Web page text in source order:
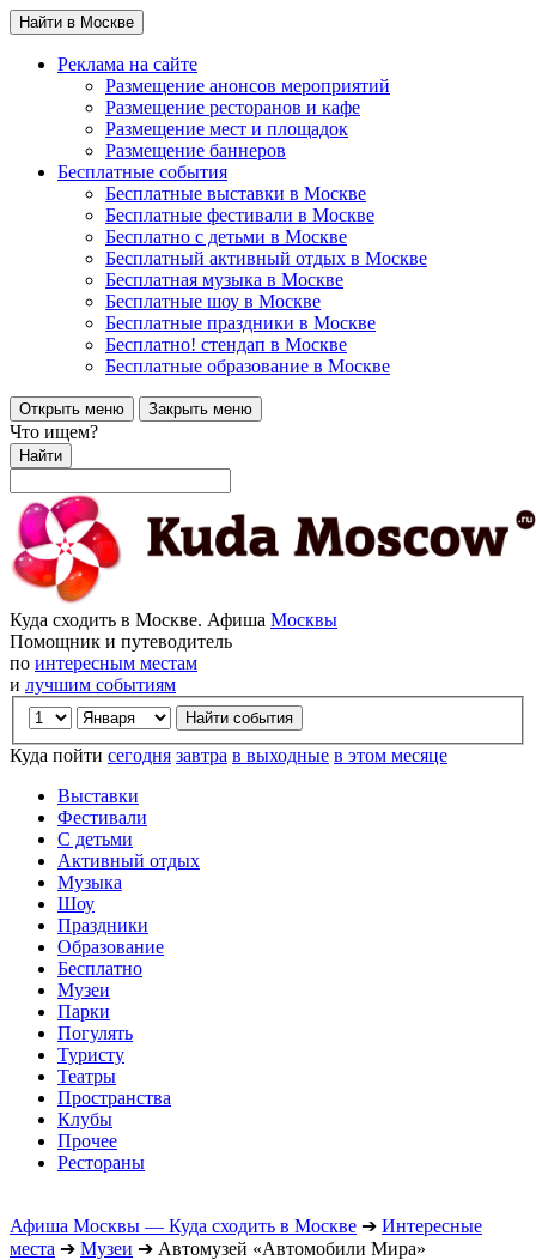
Найти в Москве
Реклама на сайте
Размещение анонсов мероприятий
Размещение ресторанов и кафе
Размещение мест и площадок
Размещение баннеров
Бесплатные события
Бесплатные выставки в Москве
Бесплатные фестивали в Москве
Бесплатно с детьми в Москве
Бесплатный активный отдых в Москве
Бесплатная музыка в Москве
Бесплатные шоу в Москве
Бесплатные праздники в Москве
Бесплатно! стендап в Москве
Бесплатные образование в Москве
Открыть меню Закрыть меню
Что ищем?
Найти
Куда сходить в Москве. Афиша Москвы
Помощник и путеводитель
по интересным местам
и лучшим событиям
Куда пойти сегодня завтра в выходные в этом месяце
Выставки
Фестивали
С детьми
Активный отдых
Музыка
Шоу
Праздники
Образование
Бесплатно
Музеи
Парки
Погулять
Туристу
Театры
Пространства
Клубы
Прочее
Рестораны
Афиша Москвы — Куда сходить в Москве ➔ Интересные
места ➔ Музеи ➔ Автомузей «Автомобили Мира»